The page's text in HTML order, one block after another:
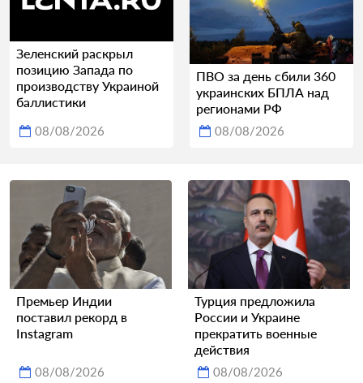
Зеленский раскрыл
позицию Запада по
производству Украиной
баллистики
08/08/2026
ПВО за день сбили 360
украинских БПЛА над
регионами РФ
08/08/2026
Премьер Индии
поставил рекорд в
Instagram
08/08/2026
Турция предложила
России и Украине
прекратить военные
действия
08/08/2026